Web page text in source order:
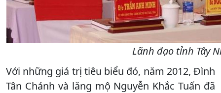
Lãnh đạo tỉnh Tây
Với những giá trị tiêu biểu đó, năm 2012, Đình
Tân Chánh và lăng mộ Nguyễn Khắc Tuấn đã